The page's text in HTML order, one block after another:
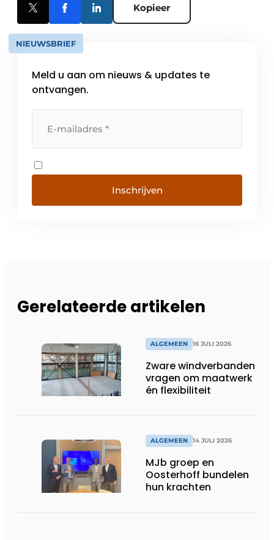
Kopieer
NIEUWSBRIEF
Meld u aan om nieuws & updates te
ontvangen.
Inschrijven
Gerelateerde artikelen
ALGEMEEN 16 JULI 2026
Zware windverbanden
vragen om maatwerk
én flexibiliteit
ALGEMEEN 14 JULI 2026
MJb groep en
Oosterhoff bundelen
hun krachten